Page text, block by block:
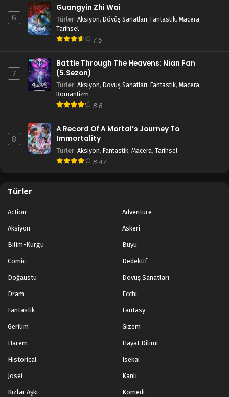
6
Guangyin Zhi Wai
Türler: Aksiyon, Dövüş Sanatları, Fantastik, Macera,
Tarihsel
7.5
7
Battle Through The Heavens: Nian Fan
(5.Sezon)
Türler: Aksiyon, Dövüş Sanatları, Fantastik, Macera,
Romantizm
8.6
8
A Record Of A Mortal’s Journey To
Immortality
Türler: Aksiyon, Fantastik, Macera, Tarihsel
8.47
Türler
Action Adventure
Aksiyon Askeri
Bilim-Kurgu Büyü
Comic Dedektif
Doğaüstü Dövüş Sanatları
Dram Ecchi
Fantastik Fantasy
Gerilim Gizem
Harem Hayat Dilimi
Historical Isekai
Josei Kanlı
Kızlar Aşkı Komedi